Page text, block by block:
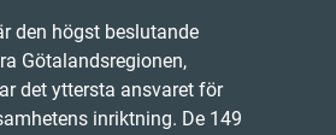
den högst beslutande
Götalandsregionen,
det yttersta ansvaret för
inriktning. De 149